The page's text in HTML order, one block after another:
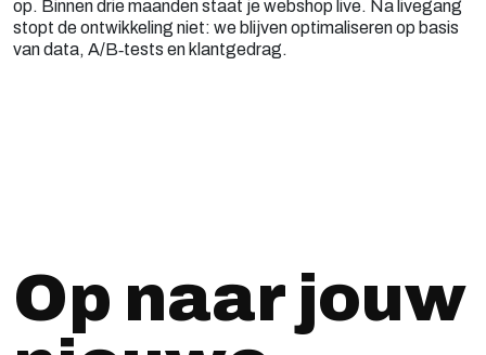
op. Binnen drie maanden staat je webshop live. Na livegang
stopt de ontwikkeling niet: we blijven optimaliseren op basis
van data, A/B‑tests en klantgedrag.
Op naar jouw